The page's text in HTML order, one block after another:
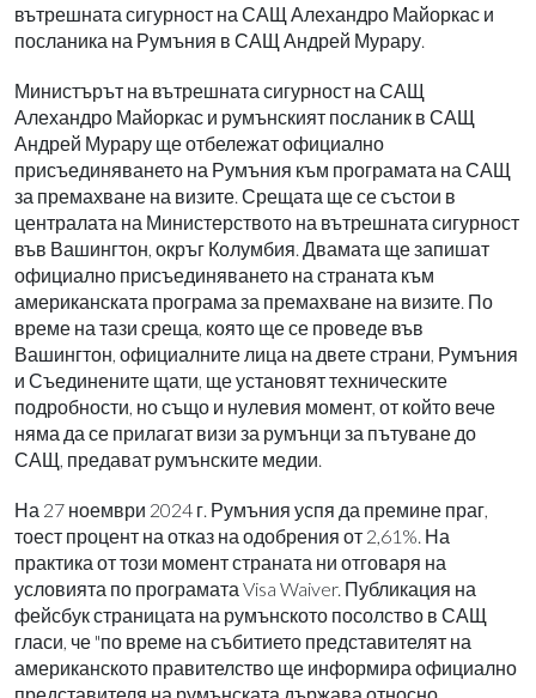
вътрешната сигурност на САЩ Алехандро Майоркас и
посланика на Румъния в САЩ Андрей Мурару.
Министърът на вътрешната сигурност на САЩ
Алехандро Майоркас и румънският посланик в САЩ
Андрей Мурару ще отбележат официално
присъединяването на Румъния към програмата на САЩ
за премахване на визите. Срещата ще се състои в
централата на Министерството на вътрешната сигурност
във Вашингтон, окръг Колумбия. Двамата ще запишат
официално присъединяването на страната към
американската програма за премахване на визите. По
време на тази среща, която ще се проведе във
Вашингтон, официалните лица на двете страни, Румъния
и Съединените щати, ще установят техническите
подробности, но също и нулевия момент, от който вече
няма да се прилагат визи за румънци за пътуване до
САЩ, предават румънските медии.
На 27 ноември 2024 г. Румъния успя да премине праг,
тоест процент на отказ на одобрения от 2,61%. На
практика от този момент страната ни отговаря на
условията по програмата Visa Waiver. Публикация на
фейсбук страницата на румънското посолство в САЩ
гласи, че "по време на събитието представителят на
американското правителство ще информира официално
представителя на румънската държава относно